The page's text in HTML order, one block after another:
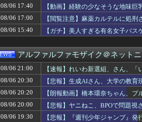
ヨーロッパが中国製メガソーラーを締め出しｗ
【悲報】聖隷クリストファーの150km左腕高部
熊本地震、発生後に居酒屋店内から温泉が吹き
【Gジェネエターナル】最強の支援機と言えば？
【速報】不同意性交罪の影響で日本でのレイプ
【ウマ娘】昔からの既存キャラにもシナリオの
【ウマ娘】まるで私のトレーナーさんみたい♪
【画像】北海道、推定300kgのヒグマ登場ｗｗ
一番面白いギャグ漫画ってなんなの？
【速報】れいわ新選組、さん、「いのちの党」
【ラブライブ！】セクシーさとキュートな上原
【東方】獣人キャラの耳どうなってるの問題
【狂気】米政府「黒人の梅毒患者399人を治療
08/06 17:40
【動画】経験の少なそうな地味
08/06 17:00
【閲覧注意】麻薬カルテルに処
08/06 15:40
【ガチ】美人すぎる有名女子バ
アルファルファモザイク＠ネット
08/06 21:00
【速報】れいわ新選組、さん、
08/06 20:30
【悲報】生成AIさん、大学の教
08/06 20:20
【朗報動画】橋本環奈ちゃん、
【Pickup05164706】
08/06 20:00
【悲報】ヤニねこ、BPOで問題視
08/06 19:30
【悲報】『週刊少年ジャンプ』